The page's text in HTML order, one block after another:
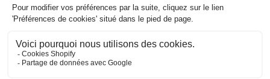
solution équivalente (par ex. nouveau lien ou hébergement alternatif).
ARTICLE 8 – Transfert de propriété – Transfert des risques
8.1 – Transfert de propriété
Le transfert de propriété des Produits de la Société POPOTE SAS,
au profit du Client, sera réalisé dès validation de la commande et
55°C pendant 7 jours
afin de vérifier leur stabilité
biologique face aux variations de température.
Comme toujours, n'utilisez pas une gourde présentant un
aspect inhabituel (emballage abîmé, gourde gonflée, goût
ou odeur altéré...).